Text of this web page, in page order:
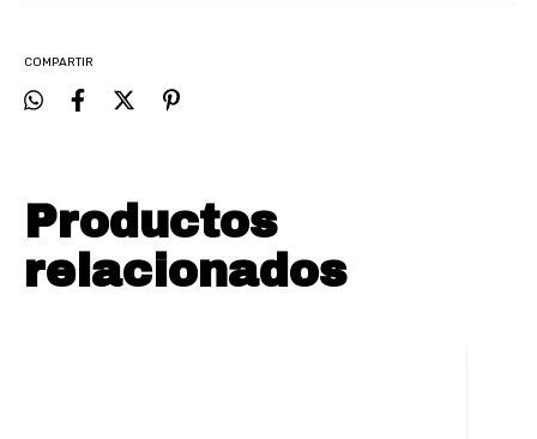
COMPARTIR
Productos
relacionados